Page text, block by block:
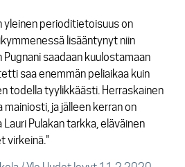
yleinen perioditietoisuus on
lisääntynyt niin
saadaan kuulostamaan
saa enemmän peliaikaa kuin
todella tyylikkäästi. Herraskainen
ja jälleen kerran on
Pulakan tarkka, eläväinen
virkeinä."